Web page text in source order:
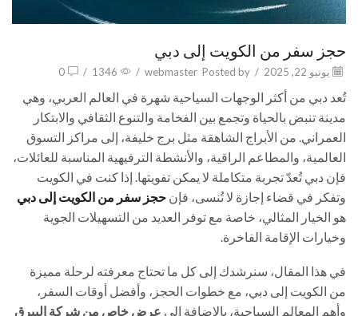
حجز سفر من الكويت إلى دبي
يونيو 22, 2025 /
Posted by
webmaster
/
1346
/
0
تُعد دبي من أكثر الوجهات السياحية شهرة في العالم العربي، وهي
مدينة تنبض بالحياة وتجمع بين الفخامة والتنوع الثقافي والابتكار
العمراني. من الأبراج الشاهقة مثل برج خليفة، إلى مراكز التسوق
العالمية، والمطاعم الراقية، والأنشطة الترفيهية المناسبة للعائلات،
فإن دبي تُعدّ تجربة متكاملة لا يمكن تفويتها. إذا كنت في الكويت
وتفكر في قضاء إجازة لا تُنسى، فإن حجز سفر من الكويت إلى دبي
هو الخيار المثالي، خاصة مع توفر العديد من التسهيلات الجوية
وخيارات الإقامة الفاخرة.
في هذا المقال، سنرشدك إلى كل ما تحتاج معرفته لرحلة مميزة
من الكويت إلى دبي، مع خطوات الحجز، وأفضل أوقات السفر،
وأهم المعالم السياحية، بالإضافة إلى عرض خاص من شركة البيرق